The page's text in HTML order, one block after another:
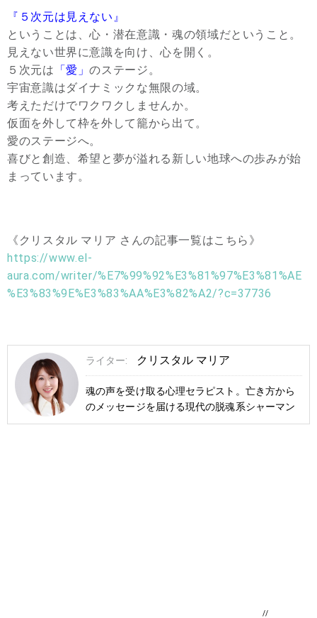
『５次元は見えない』
ということは、心・潜在意識・魂の領域だということ。
見えない世界に意識を向け、心を開く。
５次元は 「愛」のステージ。
宇宙意識はダイナミックな無限の域。
考えただけでワクワクしませんか。
仮面を外して枠を外して籠から出て。
愛のステージへ。
喜びと創造、希望と夢が溢れる新しい地球への歩みが始
まっています。
《クリスタル マリア さんの記事一覧はこちら》
https://www.el-
aura.com/writer/%E7%99%92%E3%81%97%E3%81%AE
%E3%83%9E%E3%83%AA%E3%82%A2/?c=37736
ライター: クリスタル マリア
魂の声を受け取る心理セラピスト。亡き方から
のメッセージを届ける現代の脱魂系シャーマン
//